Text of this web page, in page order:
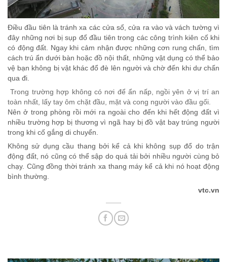
Điều đầu tiên là tránh xa các cửa sổ, cửa ra vào và vách tường vì
đây những nơi bị sụp đổ đầu tiên trong các công trình kiên cố khi
có động đất. Ngay khi cảm nhận được những cơn rung chấn, tìm
cách trú ẩn dưới bàn hoặc đồ nội thất, những vật dụng có thể bảo
vệ bạn không bị vật khác đổ đè lên người và chờ đến khi dư chấn
qua đi.
Trong trường hợp không có nơi để ẩn nấp, ngồi yên ở vị trí an
toàn nhất, lấy tay ôm chặt đầu, mặt và cong người vào đầu gối.
Nên ở trong phòng rồi mới ra ngoài cho đến khi hết động đất vì
nhiều trường hợp bị thương vì ngã hay bị đồ vật bay trúng người
trong khi cố gắng di chuyển.
Không sử dụng cầu thang bởi kể cả khi không sụp đổ do trận
động đất, nó cũng có thể sập do quá tải bởi nhiều người cùng bỏ
chạy. Cũng đồng thời tránh xa thang máy kể cả khi nó hoạt động
bình thường.
vtc.vn